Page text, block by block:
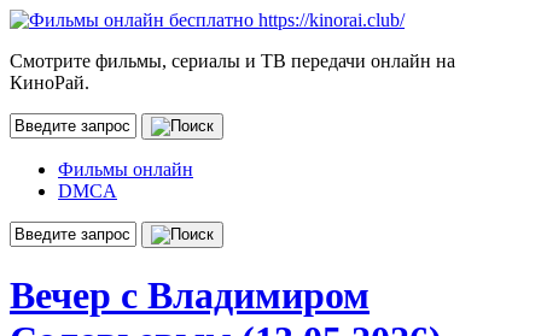
Смотрите фильмы, сериалы и ТВ передачи онлайн на
КиноРай.
Фильмы онлайн
DMCA
Вечер с Владимиром